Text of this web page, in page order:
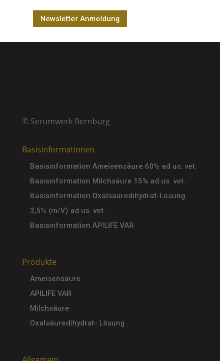
Newsletter Anmeldung
© Serumwerk Bernburg
Basisinformationen
Basisinformation Ameisensäure 60% ad us. vet.
Basisinformation Milchsäure 15% ad us. vet.
Basisinformation Oxalsäuredihydrat-Lösung
3,5% (m/V) ad us. vet.
Basisinformation APILIFE VAR
Produkte
Ameisensäure
APILIFE VAR
Milchsäure
Oxalsäuredihydrat- Lösung